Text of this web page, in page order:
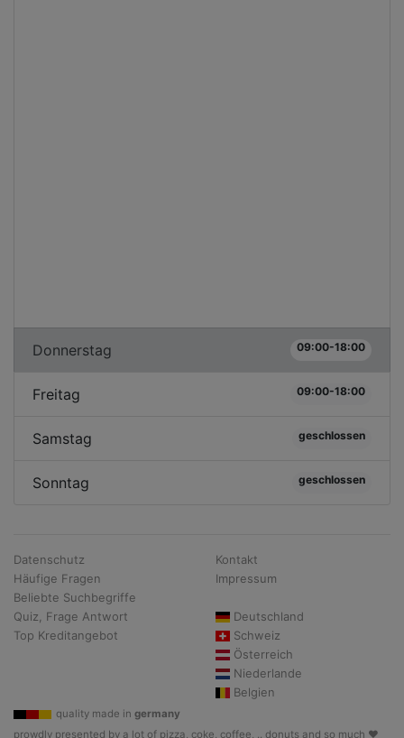
Donnerstag 09:00-18:00
Freitag 09:00-18:00
Samstag geschlossen
Sonntag geschlossen
Datenschutz
Häufige Fragen
Beliebte Suchbegriffe
Quiz, Frage Antwort
Top Kreditangebot
Kontakt
Impressum
Deutschland
Schweiz
Österreich
Niederlande
Belgien
quality made in germany
prowdly presented by a lot of pizza, coke, coffee, .. donuts and so much ♥